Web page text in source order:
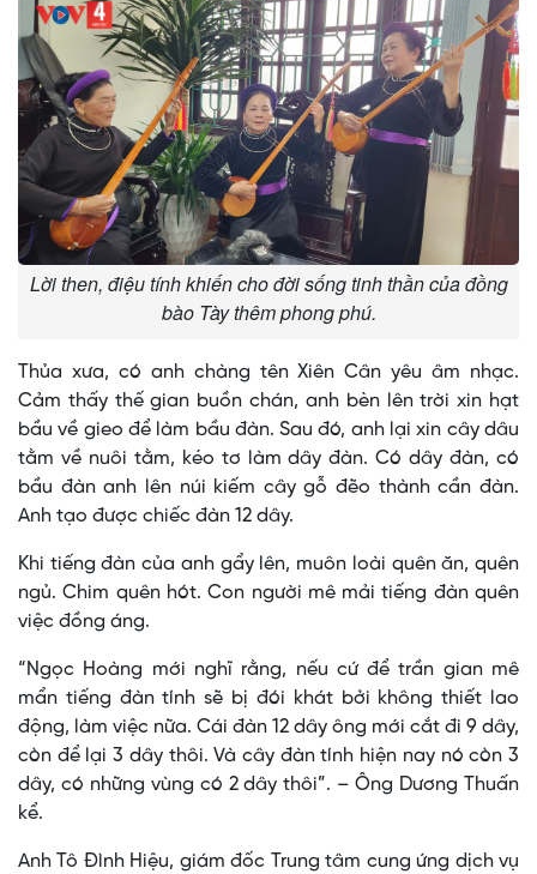
Lời then, điệu tính khiến cho đời sống tinh thần của đồng
bào Tày thêm phong phú.
Thủa xưa, có anh chàng tên Xiên Cân yêu âm nhạc.
Cảm thấy thế gian buồn chán, anh bèn lên trời xin hạt
bầu về gieo để làm bầu đàn. Sau đó, anh lại xin cây dâu
tằm về nuôi tằm, kéo tơ làm dây đàn. Có dây đàn, có
bầu đàn anh lên núi kiếm cây gỗ đẽo thành cần đàn.
Anh tạo được chiếc đàn 12 dây.
Khi tiếng đàn của anh gẩy lên, muôn loài quên ăn, quên
ngủ. Chim quên hót. Con người mê mải tiếng đàn quên
việc đồng áng.
“Ngọc Hoàng mới nghĩ rằng, nếu cứ để trần gian mê
mẩn tiếng đàn tính sẽ bị đói khát bởi không thiết lao
động, làm việc nữa. Cái đàn 12 dây ông mới cắt đi 9 dây,
còn để lại 3 dây thôi. Và cây đàn tính hiện nay nó còn 3
dây, có những vùng có 2 dây thôi”. – Ông Dương Thuấn
kể.
Anh Tô Đình Hiệu, giám đốc Trung tâm cung ứng dịch vụ